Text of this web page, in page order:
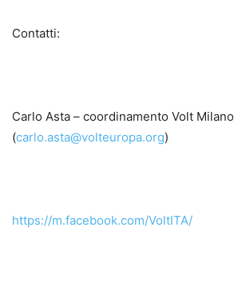
Contatti:
Carlo Asta – coordinamento Volt Milano
(carlo.asta@volteuropa.org)
https://m.facebook.com/VoltITA/